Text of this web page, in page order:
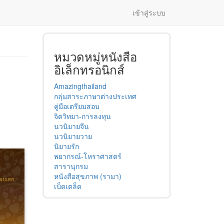
เข้าสู่ระบบ
หมวดหมู่หนังสือ
อิเล็กทรอนิกส์
Amazingthailand
กลุ่มสาระภาษาต่างประเทศ
คู่มือเตรียมสอบ
จิตวิทยา-การลงทุน
นวนิยายจีน
นวนิยายวาย
นิยายรัก
พยากรณ์-โหราศาสตร์
สารานุกรม
หนังสือสุขภาพ (รามา)
เบ็ดเตล็ด